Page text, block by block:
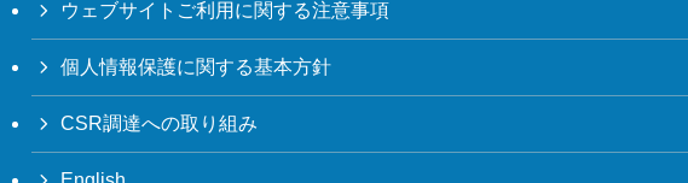
ウェブサイトご利用に関する注意事項
個人情報保護に関する基本方針
CSR調達への取り組み